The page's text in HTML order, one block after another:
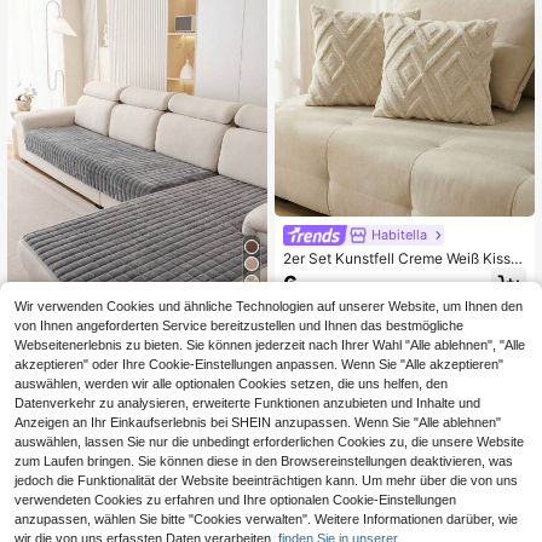
1 Stück Veet waschbarer rutschfest
er L-förmiger Sofabezug, passend f
ür 3-Sitzer Sofa, gestepptes Desig
n, Magnetverschluss, haustierfreun
dlicher Schutz - Grauer Samt Sofab
ezug
#2 Bestseller in Täglich Sofabezug
11,02€
Habitella
2er Set Kunstfell Creme Weiß Kisse
nbezüge 45x45cm, weiches Karom
e für Sofa, Couch, Bett, Wohnzimme
r, Landhausstil, moderne Akzente, H
erbstdekoration, Raumdekoration
6,40€
Wir verwenden Cookies und ähnliche Technologien auf unserer Website, um Ihnen den
von Ihnen angeforderten Service bereitzustellen und Ihnen das bestmögliche
Webseitenerlebnis zu bieten. Sie können jederzeit nach Ihrer Wahl "Alle ablehnen", "Alle
akzeptieren" oder Ihre Cookie-Einstellungen anpassen. Wenn Sie "Alle akzeptieren"
auswählen, werden wir alle optionalen Cookies setzen, die uns helfen, den
Datenverkehr zu analysieren, erweiterte Funktionen anzubieten und Inhalte und
Anzeigen an Ihr Einkaufserlebnis bei SHEIN anzupassen. Wenn Sie "Alle ablehnen"
auswählen, lassen Sie nur die unbedingt erforderlichen Cookies zu, die unsere Website
zum Laufen bringen. Sie können diese in den Browsereinstellungen deaktivieren, was
jedoch die Funktionalität der Website beeinträchtigen kann. Um mehr über die von uns
verwendeten Cookies zu erfahren und Ihre optionalen Cookie-Einstellungen
anzupassen, wählen Sie bitte "Cookies verwalten". Weitere Informationen darüber, wie
wir die von uns erfassten Daten verarbeiten, finden Sie in unserer